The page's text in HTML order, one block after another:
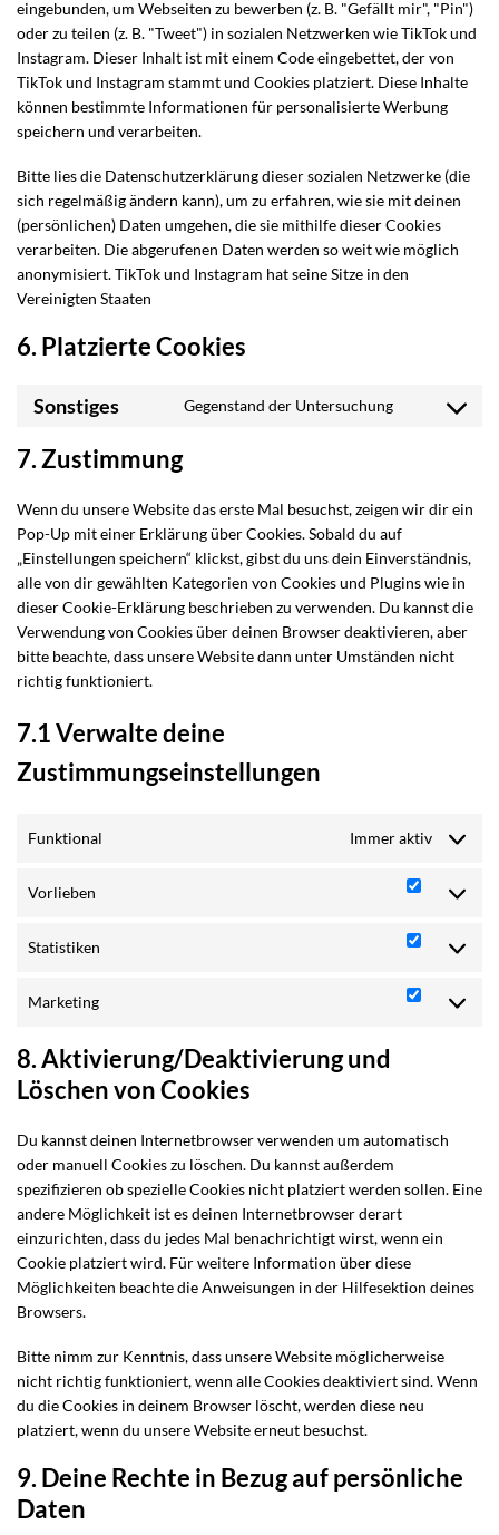
eingebunden, um Webseiten zu bewerben (z. B. "Gefällt mir", "Pin")
oder zu teilen (z. B. "Tweet") in sozialen Netzwerken wie TikTok und
Instagram. Dieser Inhalt ist mit einem Code eingebettet, der von
TikTok und Instagram stammt und Cookies platziert. Diese Inhalte
können bestimmte Informationen für personalisierte Werbung
speichern und verarbeiten.
Bitte lies die Datenschutzerklärung dieser sozialen Netzwerke (die
sich regelmäßig ändern kann), um zu erfahren, wie sie mit deinen
(persönlichen) Daten umgehen, die sie mithilfe dieser Cookies
verarbeiten. Die abgerufenen Daten werden so weit wie möglich
anonymisiert. TikTok und Instagram hat seine Sitze in den
Vereinigten Staaten
6. Platzierte Cookies
Sonstiges Gegenstand der Untersuchung
Consent
7. Zustimmung
Wenn du unsere Website das erste Mal besuchst, zeigen wir dir ein
Pop-Up mit einer Erklärung über Cookies. Sobald du auf
„Einstellungen speichern“ klickst, gibst du uns dein Einverständnis,
alle von dir gewählten Kategorien von Cookies und Plugins wie in
dieser Cookie-Erklärung beschrieben zu verwenden. Du kannst die
Verwendung von Cookies über deinen Browser deaktivieren, aber
bitte beachte, dass unsere Website dann unter Umständen nicht
richtig funktioniert.
7.1 Verwalte deine
Zustimmungseinstellungen
Funktional Immer aktiv
Vorlieben Vorlieben
Statistiken
Marketing Marketing
8. Aktivierung/Deaktivierung und
Löschen von Cookies
Du kannst deinen Internetbrowser verwenden um automatisch
oder manuell Cookies zu löschen. Du kannst außerdem
spezifizieren ob spezielle Cookies nicht platziert werden sollen. Eine
andere Möglichkeit ist es deinen Internetbrowser derart
einzurichten, dass du jedes Mal benachrichtigt wirst, wenn ein
Cookie platziert wird. Für weitere Information über diese
Möglichkeiten beachte die Anweisungen in der Hilfesektion deines
Browsers.
Bitte nimm zur Kenntnis, dass unsere Website möglicherweise
nicht richtig funktioniert, wenn alle Cookies deaktiviert sind. Wenn
du die Cookies in deinem Browser löscht, werden diese neu
platziert, wenn du unsere Website erneut besuchst.
9. Deine Rechte in Bezug auf persönliche
Daten